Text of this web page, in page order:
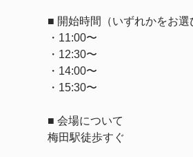
■ 開始時間（いずれかをお選
・11:00〜
・12:30〜
・14:00〜
・15:30〜
■ 会場について
梅田駅徒歩すぐ